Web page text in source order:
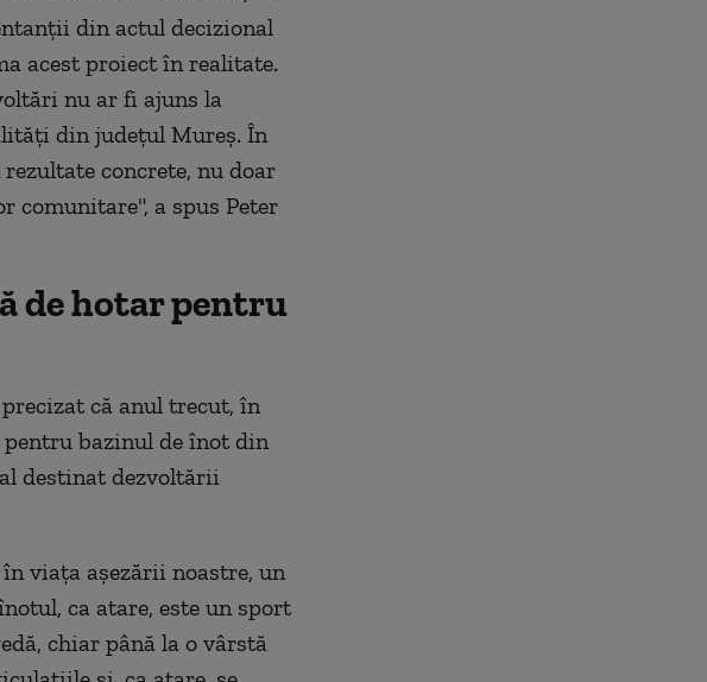
din actul decizional
acest proiect în realitate.
nu ar fi ajuns la
ăţi din judeţul Mureş. În
rezultate concrete, nu doar
comunitare", a spus Peter
de hotar pentru
că anul trecut, în
bazinul de înot din
destinat dezvoltării
în viaţa aşezării noastre, un
ca atare, este un sport
chiar până la o vârstă